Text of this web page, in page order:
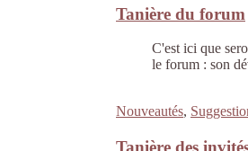
Tanière du forum
C'est ici que
le forum : son
Nouveautés,
Tanière des